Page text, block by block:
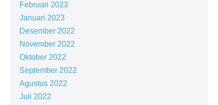
Februari 2023
Januari 2023
Desember 2022
November 2022
Oktober 2022
September 2022
Agustus 2022
Juli 2022